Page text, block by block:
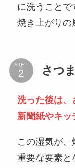
に洗うことで
焼き上がりの
STEP さつ
洗った後は、
新聞紙やキッ
この湿気が
重要な要素と